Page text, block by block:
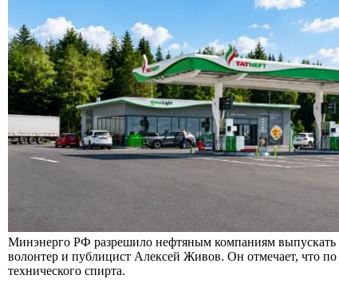
Минэнерго РФ разрешило нефтяным компаниям выпускать
волонтер и публицист Алексей Живов. Он отмечает, что
технического спирта.